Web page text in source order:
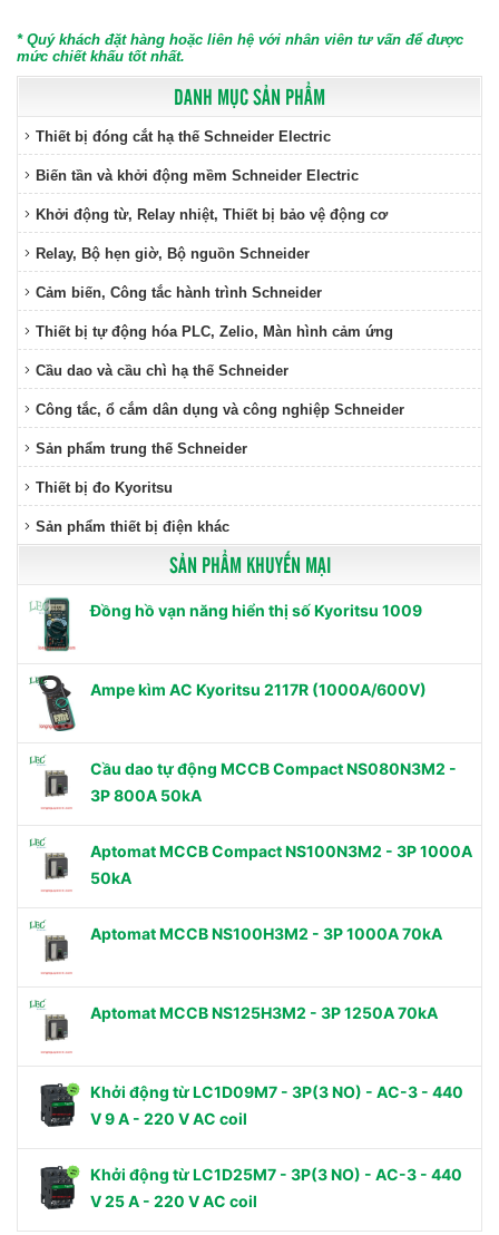
DANH MỤC SẢN PHẨM
Thiết bị đóng cắt hạ thế Schneider Electric
Biến tần và khởi động mềm Schneider Electric
Khởi động từ, Relay nhiệt, Thiết bị bảo vệ động cơ
Relay, Bộ hẹn giờ, Bộ nguồn Schneider
Cảm biến, Công tắc hành trình Schneider
Thiết bị tự động hóa PLC, Zelio, Màn hình cảm ứng
Cầu dao và cầu chì hạ thế Schneider
Công tắc, ổ cắm dân dụng và công nghiệp Schneider
Sản phẩm trung thế Schneider
Thiết bị đo Kyoritsu
Sản phẩm thiết bị điện khác
SẢN PHẨM KHUYẾN MẠI
Đồng hồ vạn năng hiển thị số Kyoritsu 1009
Ampe kìm AC Kyoritsu 2117R (1000A/600V)
Cầu dao tự động MCCB Compact NS080N3M2 -
3P 800A 50kA
Aptomat MCCB Compact NS100N3M2 - 3P 1000A
50kA
Aptomat MCCB NS100H3M2 - 3P 1000A 70kA
Aptomat MCCB NS125H3M2 - 3P 1250A 70kA
Khởi động từ LC1D09M7 - 3P(3 NO) - AC-3 - 440
V 9 A - 220 V AC coil
Khởi động từ LC1D25M7 - 3P(3 NO) - AC-3 - 440
V 25 A - 220 V AC coil
* Quý khách đặt hàng hoặc liên hệ với nhân viên tư vấn để được
mức chiết khấu tốt nhất.